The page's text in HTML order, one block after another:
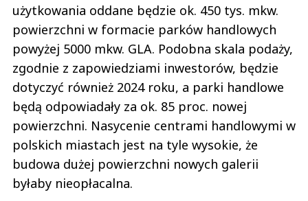
użytkowania oddane będzie ok. 450 tys. mkw.
powierzchni w formacie parków handlowych
powyżej 5000 mkw. GLA. Podobna skala podaży,
zgodnie z zapowiedziami inwestorów, będzie
dotyczyć również 2024 roku, a parki handlowe
będą odpowiadały za ok. 85 proc. nowej
powierzchni. Nasycenie centrami handlowymi w
polskich miastach jest na tyle wysokie, że
budowa dużej powierzchni nowych galerii
byłaby nieopłacalna.